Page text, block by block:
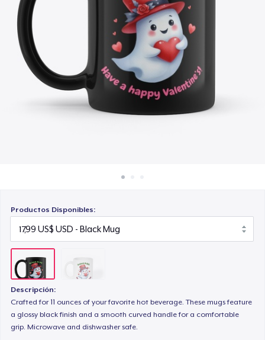
Venda en todas partes
Venda lo que sea
Productos Disponibles:
Descripción:
Crafted for 11 ounces of your favorite hot beverage. These mugs feature
a glossy black finish and a smooth curved handle for a comfortable
grip. Microwave and dishwasher safe.